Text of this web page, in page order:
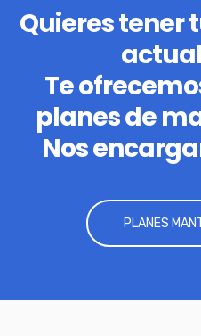
Quieres tener
Te
planes de
Nos
PLANES